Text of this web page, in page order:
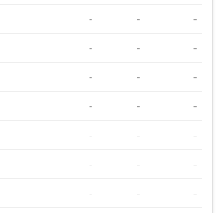
- - -
- - -
- - -
- - -
- - -
- - -
- - -